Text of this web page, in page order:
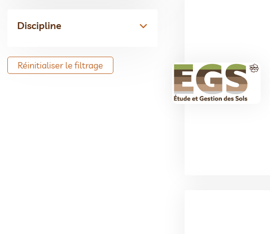
Discipline
Réinitialiser le filtrage